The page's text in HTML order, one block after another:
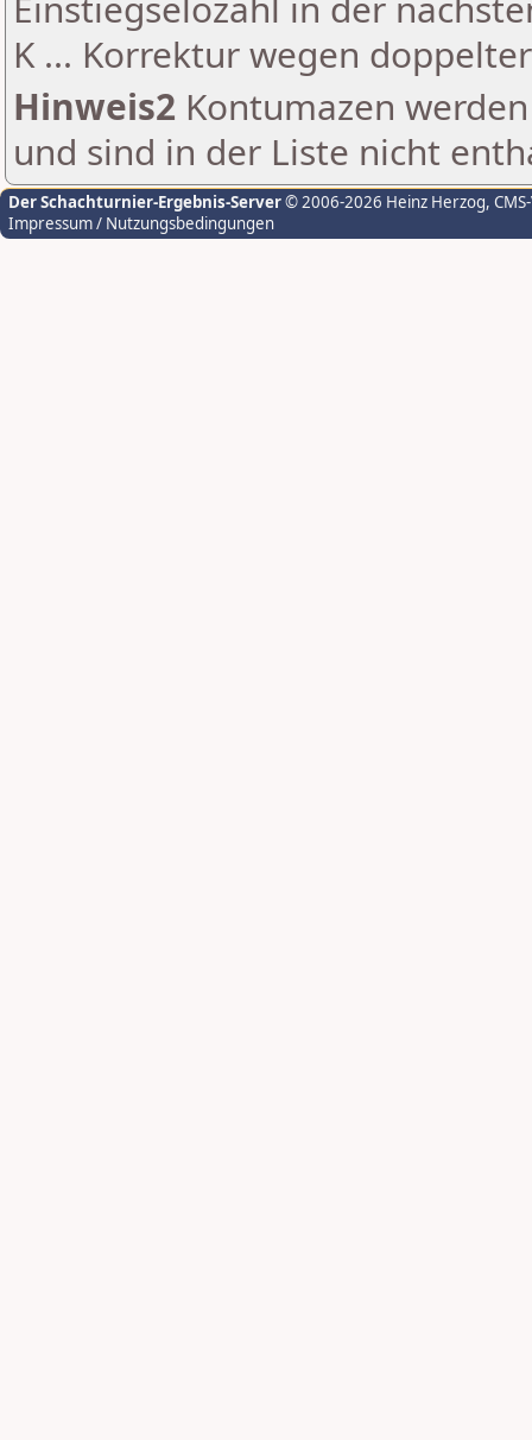
K ... Korrektur wegen
Hinweis2 Kontumazen
und sind in der Liste nicht
Der Schachturnier-Ergebnis-Server© 2006-2026 Heinz Herzog,
Impressum / Nutzungsbedingungen